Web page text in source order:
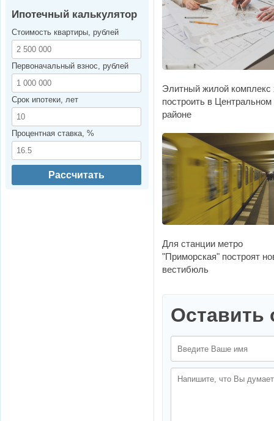
Элитный жилой комплекс
построить в Центральном
районе
Для станции метро
"Приморская" построят
вестибюль
Оставить
Ипотечный калькулятор
Стоимость квартиры, рублей
Первоначальный взнос, рублей
Срок ипотеки, лет
Процентная ставка, %
Рассчитать